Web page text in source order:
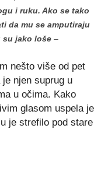
i ruku. Ako se tako
da mu se amputiraju
su jako loše –
nešto više od pet
njen suprug u
u očima. Kako
glasom uspela je
je strefilo pod stare